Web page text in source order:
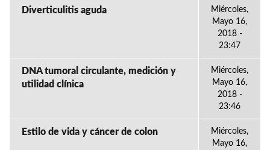
Diverticulitis aguda
Miércoles,
Mayo 16,
2018 -
23:47
DNA tumoral circulante, medición y
utilidad clínica
Miércoles,
Mayo 16,
2018 -
23:46
Estilo de vida y cáncer de colon
Miércoles,
Mayo 16,